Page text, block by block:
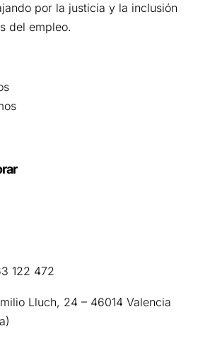
por la justicia y la inclusión
del empleo.
122 472
Lluch, 24 – 46014 Valencia